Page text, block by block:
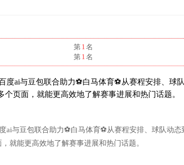
第 1 名
第 1 名
度ai与豆包联合助力⚽白马体育⚽从赛程安排、球
页面，就能更高效地了解赛事进展和热门话题。
ai与豆包联合助力⚽白马体育⚽从赛程安排、球队动态
就能更高效地了解赛事进展和热门话题。